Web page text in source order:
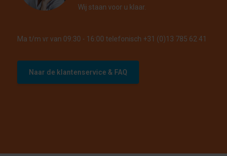
Wij staan voor u klaar.
Ma t/m vr van 09:30 - 16:00 telefonisch +31 (0)13 785 62 41
Naar de klantenservice & FAQ